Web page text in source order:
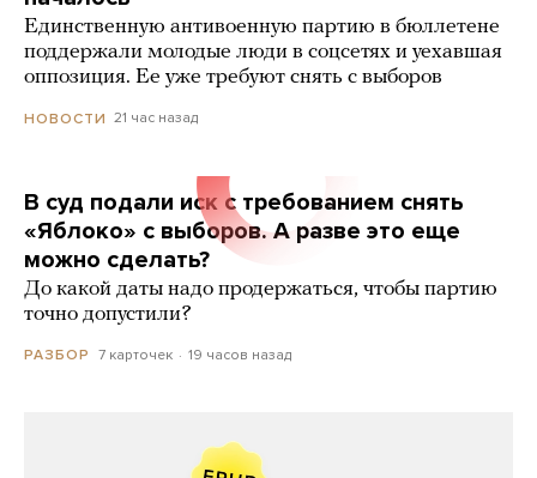
Единственную антивоенную партию в бюллетене
поддержали молодые люди в соцсетях и уехавшая
оппозиция. Ее уже требуют снять с выборов
НОВОСТИ 21 час назад
В суд подали иск с требованием снять
«Яблоко» с выборов. А разве это еще
можно сделать?
До какой даты надо продержаться, чтобы партию
точно допустили?
РАЗБОР 7 карточек 19 часов назад